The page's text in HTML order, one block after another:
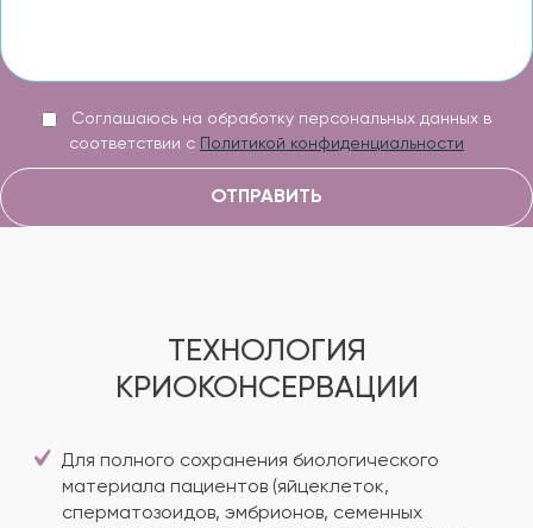
Соглашаюсь на обработку персональных данных в
соответствии с
Политикой конфиденциальности
ОТПРАВИТЬ
ТЕХНОЛОГИЯ
КРИОКОНСЕРВАЦИИ
Для полного сохранения биологического
материала пациентов (яйцеклеток,
сперматозоидов, эмбрионов, семенных